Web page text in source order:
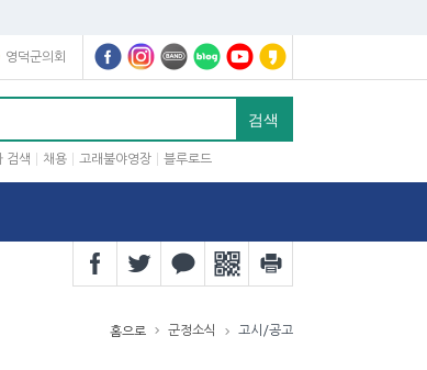
영덕군의회
검색 채용 고래불야영장 블루로드
홈으로 군정소식 고시/공고